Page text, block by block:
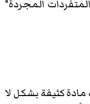
المجردة"
مادة كثيفة بشكل لا